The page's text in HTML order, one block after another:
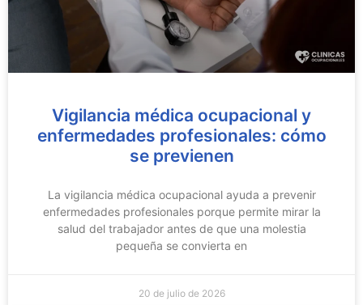
Vigilancia médica ocupacional y
enfermedades profesionales: cómo
se previenen
La vigilancia médica ocupacional ayuda a prevenir
enfermedades profesionales porque permite mirar la
salud del trabajador antes de que una molestia
pequeña se convierta en
20 de julio de 2026